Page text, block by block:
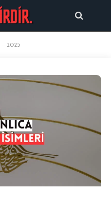
– 2025